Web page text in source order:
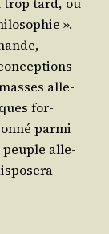
».
alle­
for­
par­mi
peuple alle­